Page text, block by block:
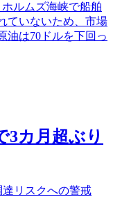
ルムズ海峡で船舶
ていないため、市場
油は70ドルを下回っ
3カ月超ぶり
リスクへの警戒